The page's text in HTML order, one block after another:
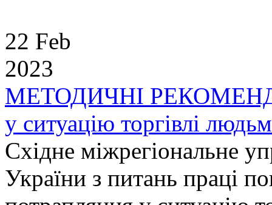
22 Feb
2023
МЕТОДИЧНІ
у ситуацію торгівлі
Східне міжрегіональне
України з питань праці